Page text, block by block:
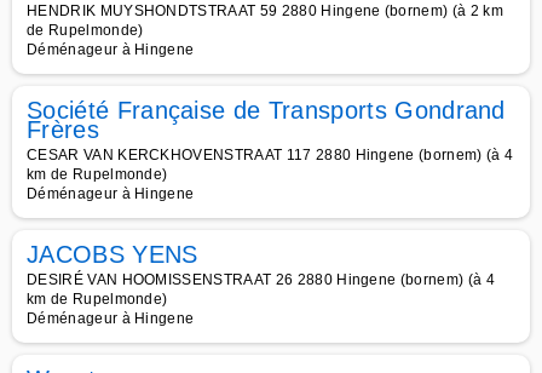
HENDRIK MUYSHONDTSTRAAT 59 2880 Hingene (bornem) (à 2 km
de Rupelmonde)
Déménageur à Hingene
Société Française de Transports Gondrand
Frères
CESAR VAN KERCKHOVENSTRAAT 117 2880 Hingene (bornem) (à 4
km de Rupelmonde)
Déménageur à Hingene
JACOBS YENS
DESIRÉ VAN HOOMISSENSTRAAT 26 2880 Hingene (bornem) (à 4
km de Rupelmonde)
Déménageur à Hingene